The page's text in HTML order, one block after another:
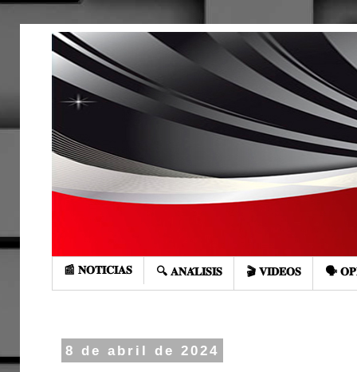
📰 𝐍𝐎𝐓𝐈𝐂𝐈𝐀𝐒 🔍 𝐀𝐍𝐀́𝐋𝐈𝐒𝐈𝐒 🎬 𝐕𝐈𝐃𝐄𝐎𝐒 🗣️
8 de abril de 2024